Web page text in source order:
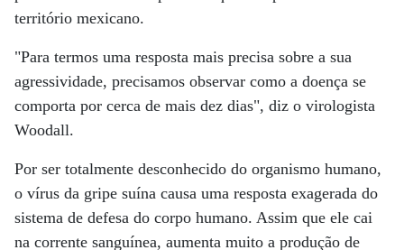
território mexicano.
"Para termos uma resposta mais precisa sobre a sua
agressividade, precisamos observar como a doença se
comporta por cerca de mais dez dias", diz o virologista
Woodall.
Por ser totalmente desconhecido do organismo humano,
o vírus da gripe suína causa uma resposta exagerada do
sistema de defesa do corpo humano. Assim que ele cai
na corrente sanguínea, aumenta muito a produção de